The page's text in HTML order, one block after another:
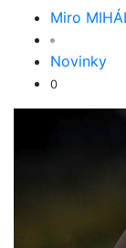
Miro
Novinky
0